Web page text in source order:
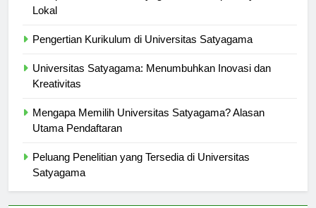
Dampak Universitas Satyagama terhadap Masyarakat
Universitas Satyagama: Menumbuhkan Inovasi dan
Mengapa Memilih Universitas Satyagama? Alasan
Peluang Penelitian yang Tersedia di Universitas